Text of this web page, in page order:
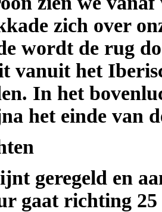
zich over
wordt de rug
vanuit het
In het
het einde van
geregeld en
gaat richting